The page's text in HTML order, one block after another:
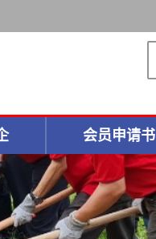
会员申请书